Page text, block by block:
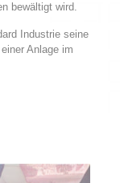
bewältigt wird.
Industrie seine
Anlage im